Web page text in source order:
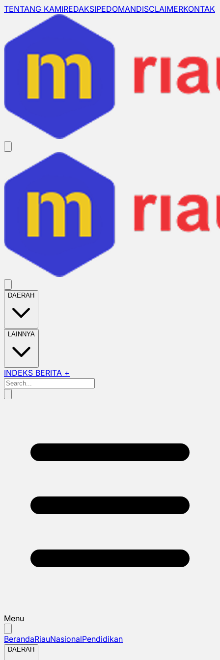
TENTANG KAMIREDAKSIPEDOMANDISCLAIMERKONTAK
DAERAH
LAINNYA
INDEKS BERITA +
Menu
BerandaRiauNasionalPendidikan
DAERAH